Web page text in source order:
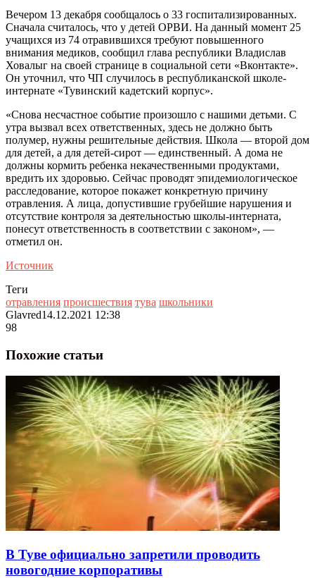
Вечером 13 декабря сообщалось о 33 госпитализированных.
Сначала считалось, что у детей ОРВИ. На данный момент 25
учащихся из 74 отравившихся требуют повышенного
внимания медиков, сообщил глава республики Владислав
Ховалыг на своей странице в социальной сети «Вконтакте».
Он уточнил, что ЧП случилось в республиканской школе-
интернате «Тувинский кадетский корпус».
«Снова несчастное событие произошло с нашими детьми. С
утра вызвал всех ответственных, здесь не должно быть
полумер, нужны решительные действия. Школа — второй дом
для детей, а для детей-сирот — единственный. А дома не
должны кормить ребенка некачественными продуктами,
вредить их здоровью. Сейчас проводят эпидемиологическое
расследование, которое покажет конкретную причину
отравления. А лица, допустившие грубейшие нарушения и
отсутствие контроля за деятельностью школы-интерната,
понесут ответственность в соответствии с законом», —
отметил он.
Источник
Теги
отравления происшествия тува школьники
Glavred14.12.2021 12:38
98
Похожие статьи
В Туве официально запретили проводить
новогодние корпоративы